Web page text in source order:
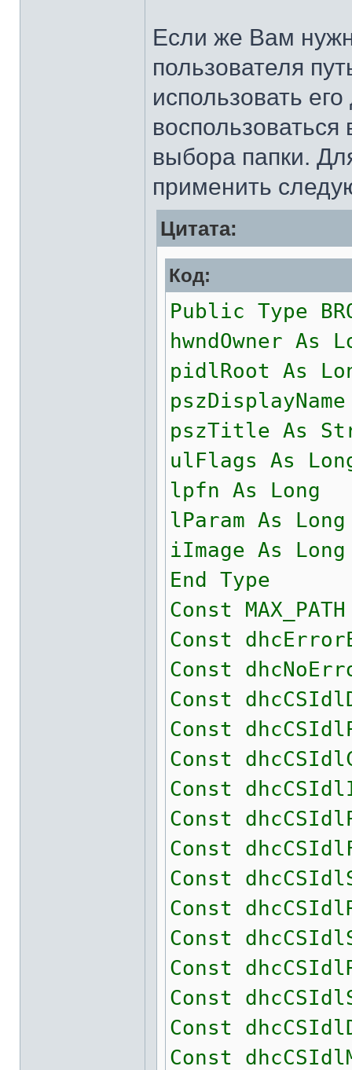
Если же Вам
пользователя
использовать
выбора папки.
применить
Цитата:
Код:
Public Type
hwndOwner As
pidlRoot As
pszTitle As
ulFlags As
lpfn As Long
lParam As Long
iImage As Long
End Type
Const
Const
Const
Const
Const
Const
Const
Const
Const
Const
Const
Const
Const
Const
Const
Const